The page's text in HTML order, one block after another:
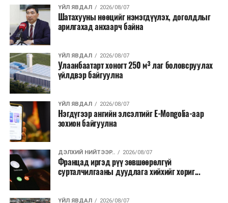
хэлбэрээр хэрэгжүүлэхээр тусгажээ.
Лаг хатаах, шатаах технологи нь бохир ус цэвэрлэх
байгууламжаас гардаг лагийг байгаль орчинд аюулгүй
аргаар боловсруулж, эзлэхүүнийг эрс бууруулах
зориулалттай. Лагийг өндөр температурт шатааснаар
эзлэхүүн нь 90 хүртэл хувиар буурч, бактери, вирус
болон бусад өвчин үүсгэгч бичил биетнийг устгах
боломжтой.
Түүнчлэн шаталтын явцад үүсэх дулааныг цахилгаан
болон дулааны эрчим хүч үйлдвэрлэхэд ашиглаж
болдог. Зарим технологийн хувьд шаталтын дараа
үлдэх үнснээс фосфор зэрэг ашигт эрдсийг сэргээн
авах боломжтой аж.
Япон, Герман, Швейцар, Нидерланд, Өмнөд Солонгос
ҮЙЛ ЯВДАЛ 2026/08/07
Шатахууны нөөцийг нэмэгдүүлэх, доголдлыг
арилгахад анхаарч байна
ҮЙЛ ЯВДАЛ 2026/08/07
Улаанбаатарт хоногт 250 м³ лаг боловсруулах
үйлдвэр байгуулна
ҮЙЛ ЯВДАЛ 2026/08/07
Нэгдүгээр ангийн элсэлтийг E-Mongolia-аар
зохион байгуулна
ДЭЛХИЙ НИЙТЭЭР.. 2026/08/07
Францад иргэд рүү зөвшөөрөлгүй
сурталчилгааны дуудлага хийхийг хориг...
ҮЙЛ ЯВДАЛ 2026/08/07